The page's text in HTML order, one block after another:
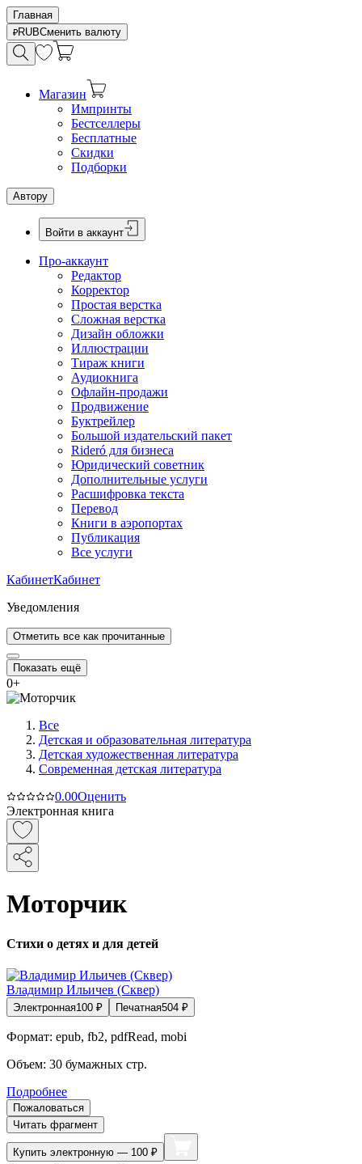
Главная
RUBСменить валюту
Магазин
Импринты
Бестселлеры
Бесплатные
Скидки
Подборки
Автору
Войти в аккаунт
Про-аккаунт
Редактор
Корректор
Простая верстка
Сложная верстка
Дизайн обложки
Иллюстрации
Тираж книги
Аудиокнига
Офлайн-продажи
Продвижение
Буктрейлер
Большой издательский пакет
Rideró для бизнеса
Юридический советник
Дополнительные услуги
Расшифровка текста
Перевод
Книги в аэропортах
Публикация
Все услуги
КабинетКабинет
Уведомления
Отметить все как прочитанные
Показать ещё
0+
Все
Детская и образовательная литература
Детская художественная литература
Современная детская литература
0.00Оценить
Электронная книга
Моторчик
Стихи о детях и для детей
Владимир Ильичев (Сквер)
Электронная100 ₽ Печатная504 ₽
Формат: epub, fb2, pdfRead, mobi
Объем: 30 бумажных стр.
Подробнее
Пожаловаться
Читать фрагмент
Купить электронную — 100 ₽